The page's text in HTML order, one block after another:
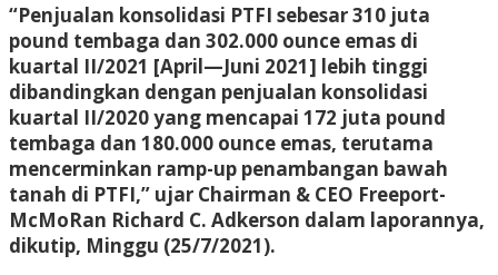
“Penjualan konsolidasi PTFI sebesar 310 juta
pound tembaga dan 302.000 ounce emas di
kuartal II/2021 [April—Juni 2021] lebih tinggi
dibandingkan dengan penjualan konsolidasi
kuartal II/2020 yang mencapai 172 juta pound
tembaga dan 180.000 ounce emas, terutama
mencerminkan ramp-up penambangan bawah
tanah di PTFI,” ujar Chairman & CEO Freeport-
McMoRan Richard C. Adkerson dalam laporannya,
dikutip, Minggu (25/7/2021).